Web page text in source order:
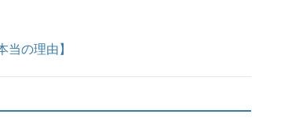
の理由】